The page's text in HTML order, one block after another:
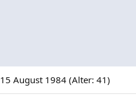
15 August 1984 (Alter: 41)